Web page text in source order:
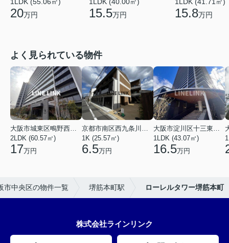
1LDK (55.06㎡)
20万円
1LDK (40.00㎡)
15.5万円 15.8万円
よく見られている物件
大阪市城東区鴫野西４丁目
2LDK (60.57㎡)
17万円
京都市南区西九条川原城町
1K (25.57㎡)
6.5万円
大阪市淀川区十三東１丁目
1LDK (43.07㎡)
16.5万円
市中央区の物件一覧 堺筋本町駅 ローレルタワー堺筋本町
株式会社ラインリンク